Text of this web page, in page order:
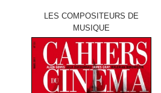
LES COMPOSITEURS DE
MUSIQUE